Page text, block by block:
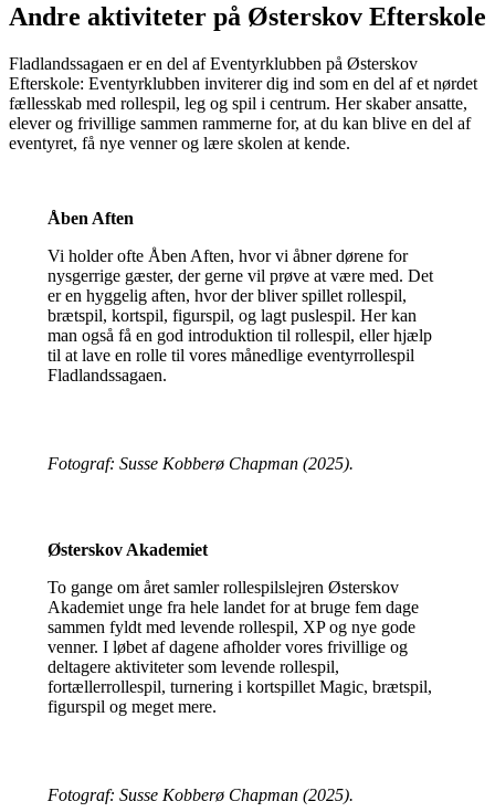
Andre aktiviteter på Østerskov Efterskole
Fladlandssagaen er en del af Eventyrklubben på Østerskov
Efterskole: Eventyrklubben inviterer dig ind som en del af et nørdet
fællesskab med rollespil, leg og spil i centrum. Her skaber ansatte,
elever og frivillige sammen rammerne for, at du kan blive en del af
eventyret, få nye venner og lære skolen at kende.
Åben Aften
Vi holder ofte Åben Aften, hvor vi åbner dørene for
nysgerrige gæster, der gerne vil prøve at være med. Det
er en hyggelig aften, hvor der bliver spillet rollespil,
brætspil, kortspil, figurspil, og lagt puslespil. Her kan
man også få en god introduktion til rollespil, eller hjælp
til at lave en rolle til vores månedlige eventyrrollespil
Fladlandssagaen.
Fotograf: Susse Kobberø Chapman (2025).
Østerskov Akademiet
To gange om året samler rollespilslejren Østerskov
Akademiet unge fra hele landet for at bruge fem dage
sammen fyldt med levende rollespil, XP og nye gode
venner. I løbet af dagene afholder vores frivillige og
deltagere aktiviteter som levende rollespil,
fortællerrollespil, turnering i kortspillet Magic, brætspil,
figurspil og meget mere.
Fotograf: Susse Kobberø Chapman (2025).